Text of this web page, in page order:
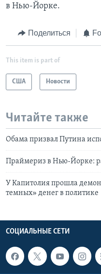
в Нью-Йорке.
Поделиться
This item is part of
США Новости
Читайте также
Обама призвал Путина
Праймериз в Нью-Йорке:
У Капитолия прошла
темных» денег в политике
СОЦИАЛЬНЫЕ СЕТИ